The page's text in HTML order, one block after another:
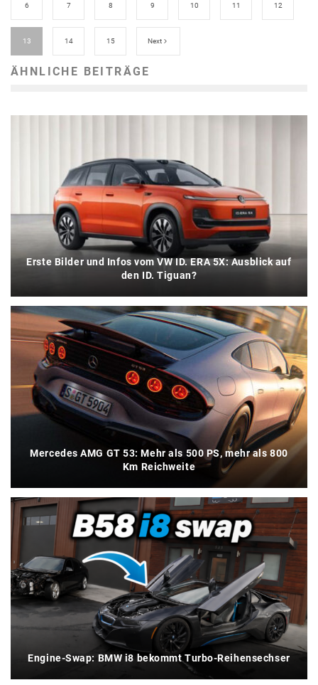
6 7 8 9 10 11 12
13 14 15 Next
ÄHNLICHE BEITRÄGE
Erste Bilder und Infos vom VW ID. ERA 5X: Ausblick auf
den ID. Tiguan?
Mercedes AMG GT 53: Mehr als 500 PS, mehr als 800
Km Reichweite
Engine-Swap: BMW i8 bekommt Turbo-Reihensechser